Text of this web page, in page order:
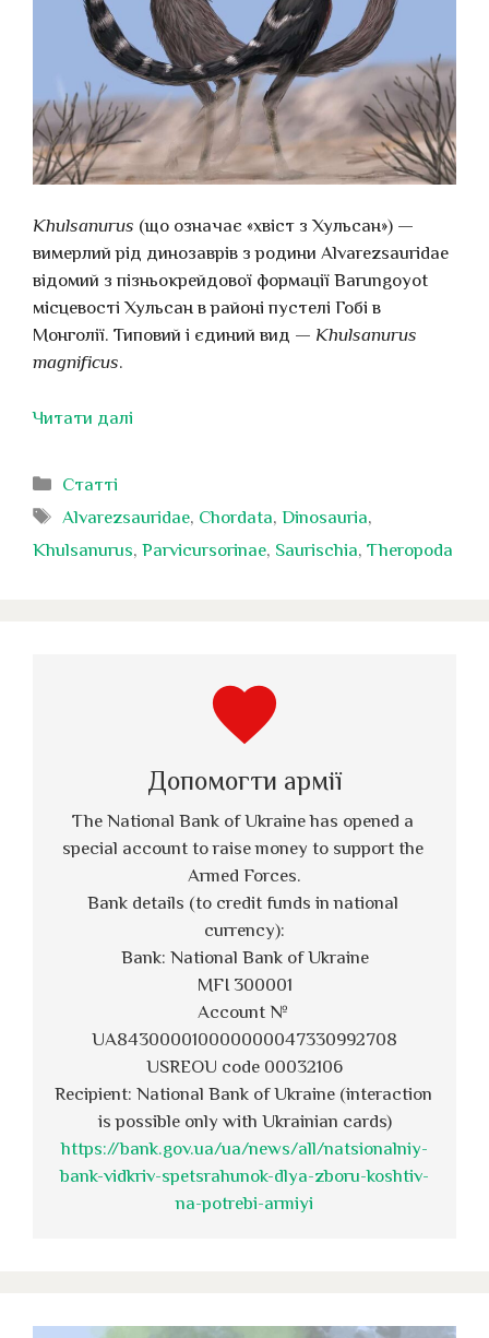
Khulsanurus (що означає «хвіст з Хульсан») —
вимерлий рід динозаврів з родини Alvarezsauridae
відомий з пізньокрейдової формації Barungoyot
місцевості Хульсан в районі пустелі Гобі в
Монголії. Типовий і єдиний вид — Khulsanurus
magnificus.
Читати далі
Категорії
Статті
Позначки
Alvarezsauridae, Chordata,Dinosauria,
Khulsanurus, Parvicursorinae, Saurischia, Theropoda
favorite
Допомогти армії
The National Bank of Ukraine has opened a
special account to raise money to support the
Armed Forces.
Bank details (to credit funds in national
currency):
Bank: National Bank of Ukraine
MFI 300001
Account №
UA843000010000000047330992708
USREOU code 00032106
Recipient: National Bank of Ukraine (interaction
is possible only with Ukrainian cards)
https://bank.gov.ua/ua/news/all/natsionalniy-
bank-vidkriv-spetsrahunok-dlya-zboru-koshtiv-
na-potrebi-armiyi